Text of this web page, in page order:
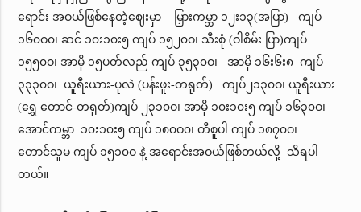
ရောင်း အဝယ်ဖြစ်နေတဲ့ဈေးမှာ မြှားကမ္ဘာ ၁၂း၁၃(အပြာ) ကျပ်
၁၆၀ဝ၀၊ ဆင် ၁၀း၁၀း၅ ကျပ် ၁၅၂၀ဝ၊ သီးစုံ (ဝါစိမ်း ပြာ)ကျပ်
၁၅၅၀ဝ၊ အာမို ၁၅ပတ်လည် ကျပ် ၃၅၃၀ဝ၊ အာမို ၁၆း၆း၈ ကျပ်
၃၃၃၀ဝ၊ ယူရီးယား-ပုလဲ (ပန်းဖူး-တရုတ်) ကျပ်၂၁၃၀ဝ၊ ယူရီးယား
(ရွှေ တောင်-တရုတ်)ကျပ် ၂၃၁၀ဝ၊ အာမို ၁၀း၁၀း၅ ကျပ် ၁၆၃၀ဝ၊
အောင်ကမ္ဘာ ၁၀း၁၀း၅ ကျပ် ၁၈၀ဝ၀၊ တီစူပါ ကျပ် ၁၈၇၀ဝ၊
တောင်သူမ ကျပ် ၁၅၁၀ဝ နဲ့ အရောင်းအဝယ်ဖြစ်တယ်လို့ သိရပါ
တယ်။